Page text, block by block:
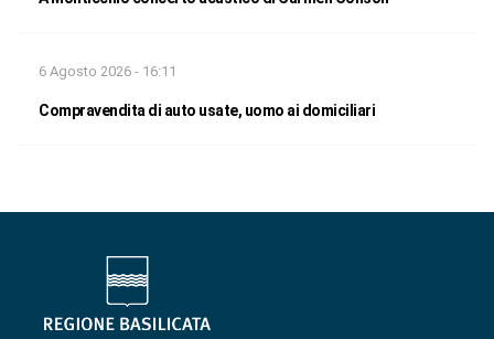
6 Agosto 2026 - 16:11
Compravendita di auto usate, uomo ai domiciliari